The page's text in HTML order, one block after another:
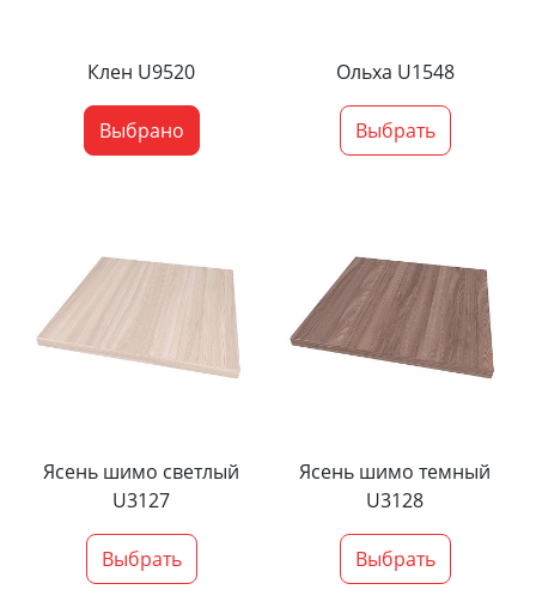
Клен U9520
Выбрано
Ольха U1548
Выбрать
Ясень шимо светлый
U3127
Выбрать
Ясень шимо темный
U3128
Выбрать